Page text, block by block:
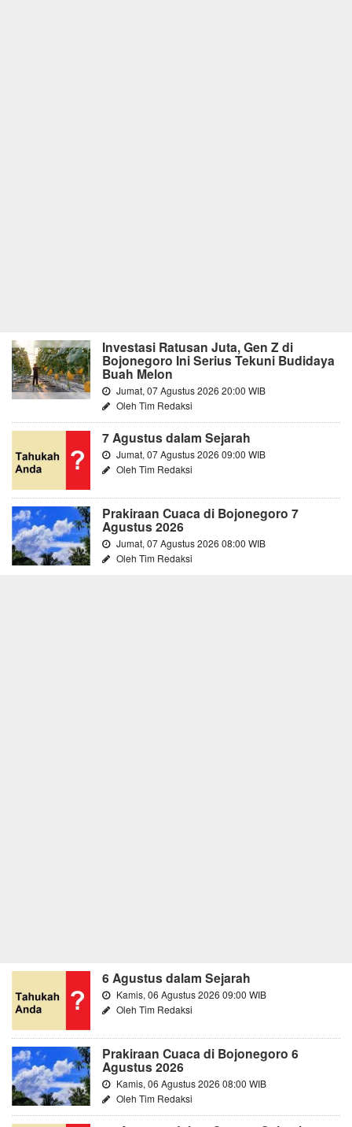
Investasi Ratusan Juta, Gen Z di
Bojonegoro Ini Serius Tekuni Budidaya
Buah Melon
Jumat, 07 Agustus 2026 20:00 WIB
Oleh Tim Redaksi
7 Agustus dalam Sejarah
Jumat, 07 Agustus 2026 09:00 WIB
Oleh Tim Redaksi
Prakiraan Cuaca di Bojonegoro 7
Agustus 2026
Jumat, 07 Agustus 2026 08:00 WIB
Oleh Tim Redaksi
6 Agustus dalam Sejarah
Kamis, 06 Agustus 2026 09:00 WIB
Oleh Tim Redaksi
Prakiraan Cuaca di Bojonegoro 6
Agustus 2026
Kamis, 06 Agustus 2026 08:00 WIB
Oleh Tim Redaksi